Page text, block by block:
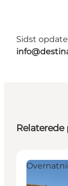
Sidst